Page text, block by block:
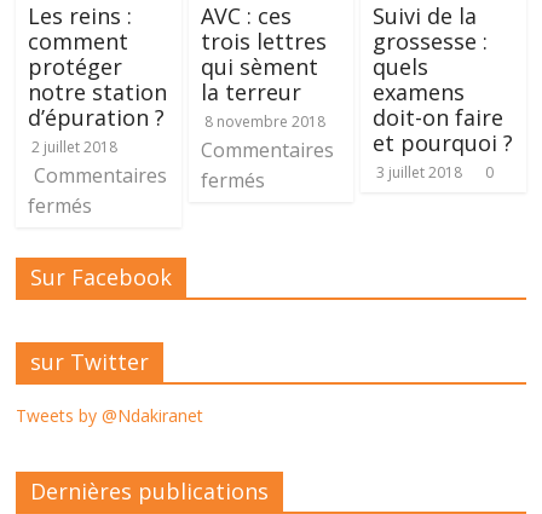
Les reins :
comment
protéger
notre station
d’épuration ?
2 juillet 2018
Commentaires
fermés
AVC : ces
trois lettres
qui sèment
la terreur
8 novembre 2018
Commentaires
fermés
Suivi de la
grossesse :
quels
examens
doit-on faire
et pourquoi ?
3 juillet 2018 0
Sur Facebook
sur Twitter
Tweets by @Ndakiranet
Dernières publications